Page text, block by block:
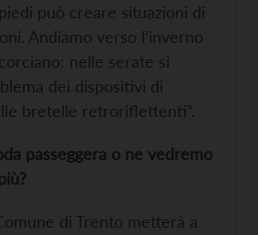
può creare situazioni di
Andiamo verso l’inverno
nelle serate si
dei dispositivi di
bretelle retroriflettenti”.
passeggera o ne vedremo
di Trento metterà a